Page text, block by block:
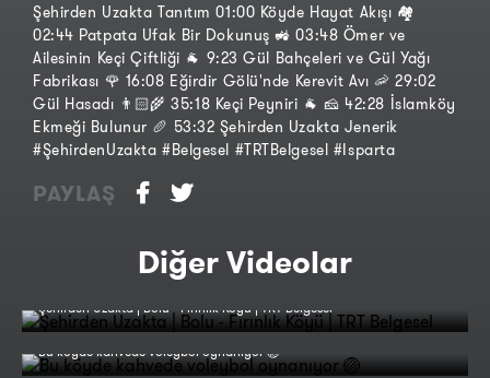
Şehirden Uzakta Tanıtım 01:00 Köyde Hayat Akışı 🏘️
02:44 Patpata Ufak Bir Dokunuş 🚜 03:48 Ömer ve
Ailesinin Keçi Çiftliği 🐐 9:23 Gül Bahçeleri ve Gül Yağı
Fabrikası 🌹 16:08 Eğirdir Gölü'nde Kerevit Avı 🦐 29:02
Gül Hasadı 👨🏻‍🌾 35:18 Keçi Peyniri 🐐 🧀 42:28 İslamköy
Ekmeği Bulunur 🥖 53:32 Şehirden Uzakta Jenerik
#ŞehirdenUzakta #Belgesel #TRTBelgesel #Isparta
PAYLAŞ
Diğer Videolar
Şehirden Uzakta | Bolu - Fırınlık Köyü | TRT Belgesel
Bu köyde kahvede voleybol oynanıyor 🏐